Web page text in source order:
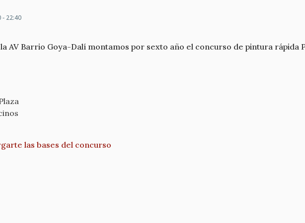
22:40
AV Barrio Goya-Dalí montamos por sexto año el concurso de pintura rápida
las bases del concurso